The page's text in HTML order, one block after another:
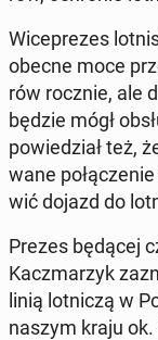
Wi­ce­pre­zes
obecne moce
rów rocznie, ale
będzie mógł
po­wie­dział też,
wa­ne
wić dojazd do
Prezes będącej
Kacz­ma­rzyk
linią lot­ni­czą w
naszym kraju